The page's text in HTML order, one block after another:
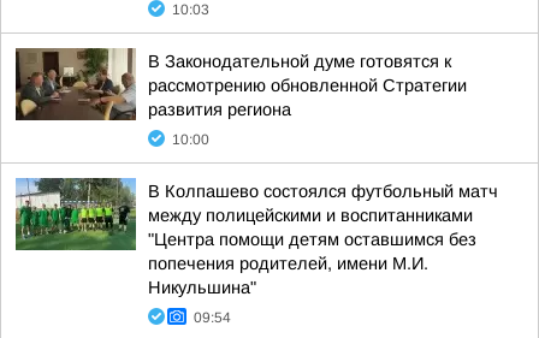
10:03
В Законодательной думе готовятся к
рассмотрению обновленной Стратегии
развития региона
10:00
В Колпашево состоялся футбольный матч
между полицейскими и воспитанниками
"Центра помощи детям оставшимся без
попечения родителей, имени М.И.
Никульшина"
09:54